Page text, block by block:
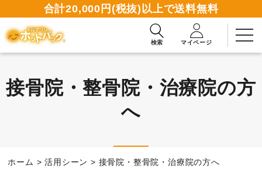
合計20,000円(税抜)以上で送料無料
検索 マイページ
2週間無料お試しお申込み
接骨院・整骨院・治療院の方
へ
ホーム >活用シーン > 接骨院・整骨院・治療院の方へ